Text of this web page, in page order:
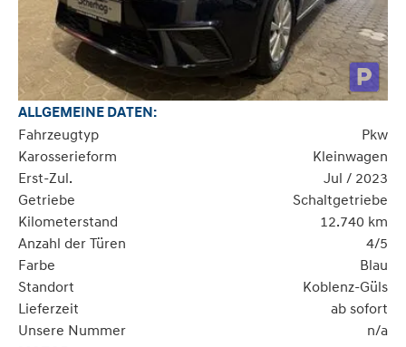
ALLGEMEINE DATEN:
Fahrzeugtyp
Pkw
Karosserieform
Kleinwagen
Erst-Zul.
Jul / 2023
Getriebe
Schaltgetriebe
Kilometerstand
12.740 km
Anzahl der Türen
4/5
Farbe
Blau
Standort
Koblenz-Güls
Lieferzeit
ab sofort
Unsere Nummer
n/a